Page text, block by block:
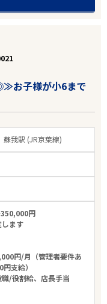
お子様が小6まで
蘇我駅 (JR京葉線)
350,000円
ます
円/月（管理者要件あ
支給）
職/役割給、店長手当